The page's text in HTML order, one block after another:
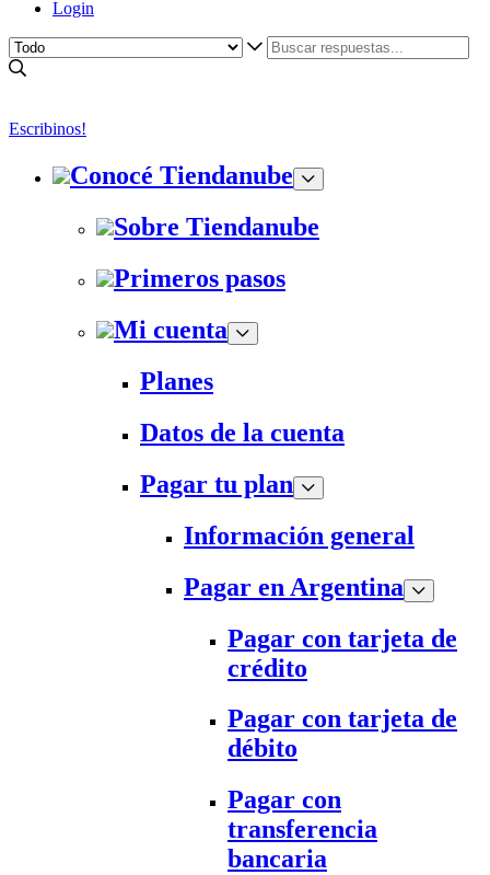
Login
Escribinos!
Conocé Tiendanube
Sobre Tiendanube
Primeros pasos
Mi cuenta
Planes
Datos de la cuenta
Pagar tu plan
Información general
Pagar en Argentina
Pagar con tarjeta de
crédito
Pagar con tarjeta de
débito
Pagar con
transferencia
bancaria